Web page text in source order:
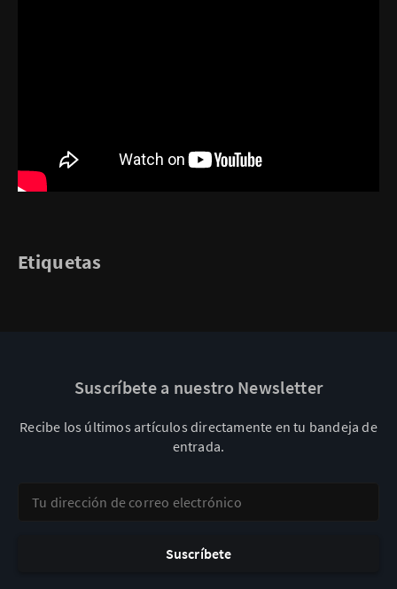
Etiquetas
Suscríbete a nuestro Newsletter
Recibe los últimos artículos directamente en tu bandeja de
entrada.
Suscríbete